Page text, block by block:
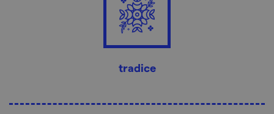
tradice